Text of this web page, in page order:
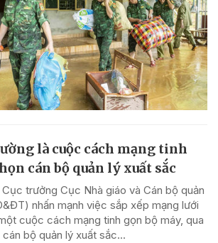
là cuộc cách mạng tinh
cán bộ quản lý xuất sắc
trưởng Cục Nhà giáo và Cán bộ quản
nhấn mạnh việc sắp xếp mạng lưới
cuộc cách mạng tinh gọn bộ máy, qua
bộ quản lý xuất sắc...